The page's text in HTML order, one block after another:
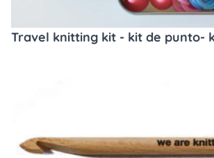
Travel knitting kit - kit de punto-